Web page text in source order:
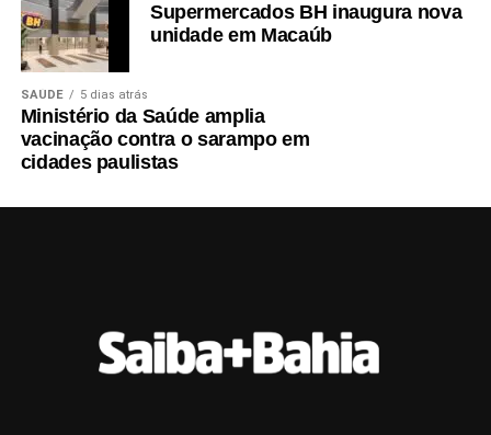
Supermercados BH inaugura nova
unidade em Macaúb
SAÚDE 5 dias atrás
Ministério da Saúde amplia
vacinação contra o sarampo em
cidades paulistas